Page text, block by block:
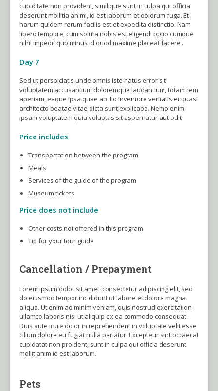
cupiditate non provident, similique sunt in culpa qui officia
deserunt mollitia animi, id est laborum et dolorum fuga. Et
harum quidem rerum facilis est et expedita distinctio. Nam
libero tempore, cum soluta nobis est eligendi optio cumque
nihil impedit quo minus id quod maxime placeat facere .
Day 7
Sed ut perspiciatis unde omnis iste natus error sit
voluptatem accusantium doloremque laudantium, totam rem
aperiam, eaque ipsa quae ab illo inventore veritatis et quasi
architecto beatae vitae dicta sunt explicabo. Nemo enim
ipsam voluptatem quia voluptas sit aspernatur aut odit.
Price includes
Transportation between the program
Meals
Services of the guide of the program
Museum tickets
Price does not include
Other costs not offered in this program
Tip for your tour guide
Cancellation / Prepayment
Lorem ipsum dolor sit amet, consectetur adipiscing elit, sed
do eiusmod tempor incididunt ut labore et dolore magna
aliqua. Ut enim ad minim veniam, quis nostrud exercitation
ullamco laboris nisi ut aliquip ex ea commodo consequat.
Duis aute irure dolor in reprehenderit in voluptate velit esse
cillum dolore eu fugiat nulla pariatur. Excepteur sint occaecat
cupidatat non proident, sunt in culpa qui officia deserunt
mollit anim id est laborum.
Pets